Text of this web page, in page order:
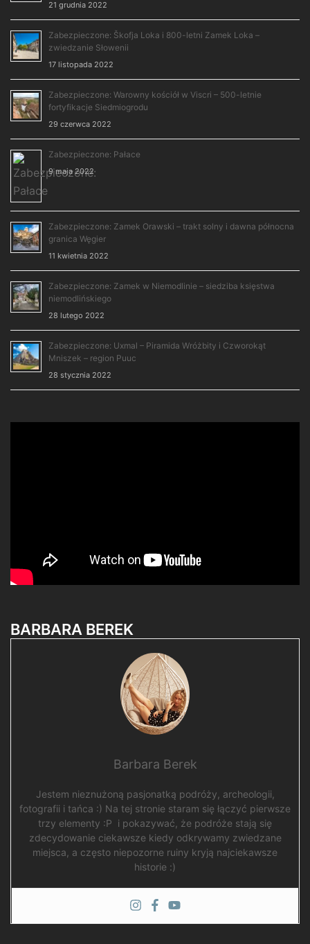
21 grudnia 2022
Zabezpieczone: Škofja Loka i 800-letni Zamek Loka –
zwiedzanie Słowenii
17 listopada 2022
Zabezpieczone: Warowny kościół w Viscri – 500-letnie
fortyfikacje Siedmiogrodu
29 czerwca 2022
Zabezpieczone: Pałace
9 maja 2022
Zabezpieczone: Zamek Orawski – trakt solny i dawna północna
granica Węgier
11 kwietnia 2022
Zabezpieczone: Zamek w Niemodlinie – siedziba księstwa
niemodlińskiego
28 lutego 2022
Zabezpieczone: Uxmal – Piramida Wróżbity i Czworokąt
Mniszek – region Puuc
28 stycznia 2022
BARBARA BEREK
Barbara Berek
Jestem nieznużoną pasjonatką podróży, archeologii,
fotografii i tańca :) Na tej stronie staram się łączyć pierwsze
trzy elementy :P i pokazywać, że podróże stają się
zdecydowanie ciekawsze kiedy odkrywamy zwiedzane
miejsca, a często niepozorne ruiny kryją najciekawsze
historie :)